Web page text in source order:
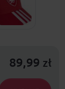
89,99 zł